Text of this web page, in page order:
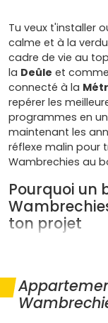
Tu veux t'installer
calme et à la
cadre de vie au
la Deûle et
connecté à la
repérer les
programmes en
maintenant les
réflexe malin pour
Wambrechies au
Pourquoi un
ton projet
Les programmes
Marquette-lez-
commerces, des
un accès rapide à l'